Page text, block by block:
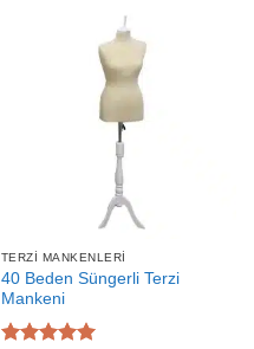
TERZI MANKENLERI
40 Beden Süngerli Terzi
Mankeni